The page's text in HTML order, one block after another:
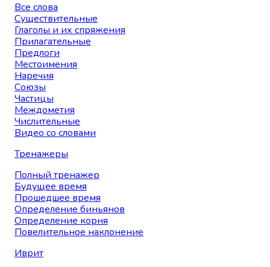
Все слова
Существительные
Глаголы и их спряжения
Прилагательные
Предлоги
Местоимения
Наречия
Союзы
Частицы
Междометия
Числительные
Видео со словами
Тренажеры
Полный тренажер
Будущее время
Прошедшее время
Определение биньянов
Определение корня
Повелительное наклонение
Иврит